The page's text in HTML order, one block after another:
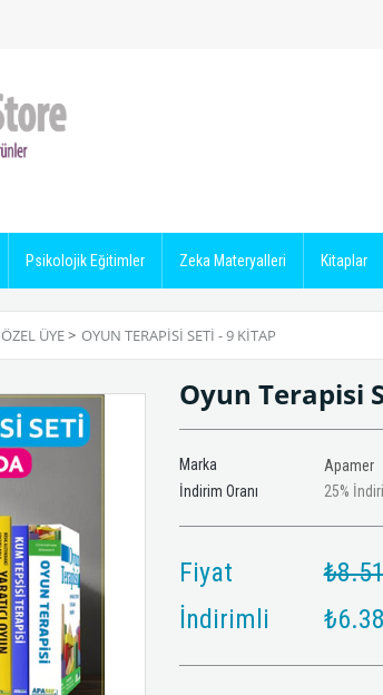
Psikolojik Eğitimler Zeka Materyalleri Kitaplar
ÖZEL ÜYE> OYUN TERAPISI SETI - 9 KITAP
Oyun Terapisi
Marka
Apamer
İndirim Oranı
%
25
Fiyat
İndirimli
%14 İndirim